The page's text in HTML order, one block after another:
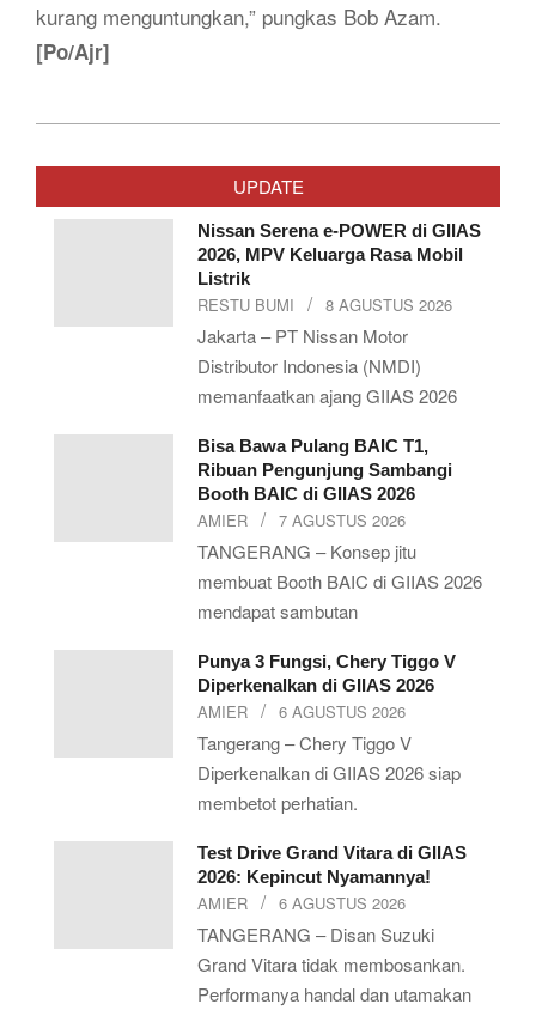
kurang menguntungkan,” pungkas Bob Azam.
[Po/Ajr]
05-
UPDATE
Nissan Serena e-POWER di GIIAS
2026, MPV Keluarga Rasa Mobil
Listrik
RESTU BUMI 8 AGUSTUS 2026
Jakarta – PT Nissan Motor
Distributor Indonesia (NMDI)
memanfaatkan ajang GIIAS 2026
Bisa Bawa Pulang BAIC T1,
Ribuan Pengunjung Sambangi
Booth BAIC di GIIAS 2026
AMIER 7 AGUSTUS 2026
TANGERANG – Konsep jitu
membuat Booth BAIC di GIIAS 2026
mendapat sambutan
Punya 3 Fungsi, Chery Tiggo V
Diperkenalkan di GIIAS 2026
AMIER 6 AGUSTUS 2026
Tangerang – Chery Tiggo V
Diperkenalkan di GIIAS 2026 siap
membetot perhatian.
Test Drive Grand Vitara di GIIAS
2026: Kepincut Nyamannya!
AMIER 6 AGUSTUS 2026
TANGERANG – Disan Suzuki
Grand Vitara tidak membosankan.
Performanya handal dan utamakan